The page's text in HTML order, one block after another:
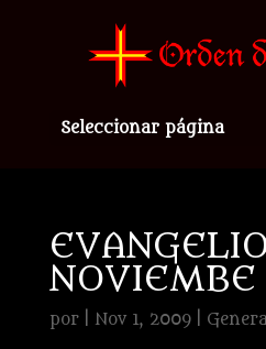
Seleccionar página
NOVIEMBE
por Nov 1, 2009|